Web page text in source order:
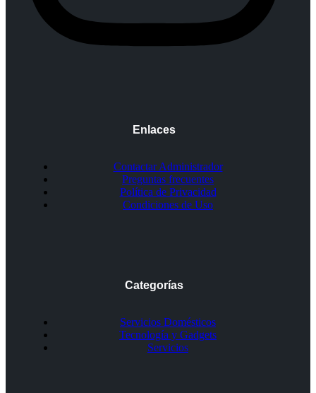
Enlaces
Contactar Administrador
Preguntas frecuentes
Política de Privacidad
Condiciones de Uso
Categorías
Servicios Domésticos
Tecnología y Gadgets
Servicios